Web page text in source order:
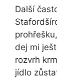
Další
dej mi
rozvrh
jídlo